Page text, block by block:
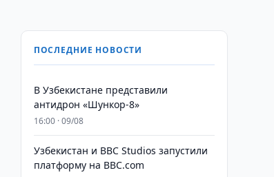
ПОСЛЕДНИЕ НОВОСТИ
В Узбекистане представили
антидрон «Шункор-8»
16:00 · 09/08
Узбекистан и BBC Studios запустили
платформу на BBC.com